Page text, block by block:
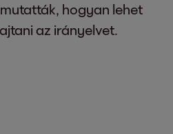
hogyan lehet
az irányelvet.